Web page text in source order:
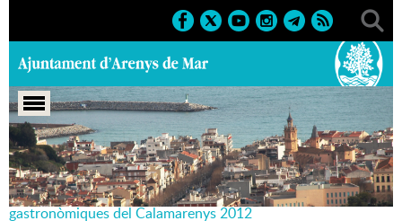
Portada > Agenda > 13-10-
2012 > Marcs > Culturals > 2012 > Jornades
gastronòmiques del Calamarenys 2012